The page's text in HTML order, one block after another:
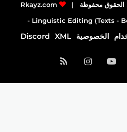
Rkayz.com
Linguistic Editing (Texts -
الخصوصية XML
Discord
‫YouTubeانستقرامملخص
الموقع